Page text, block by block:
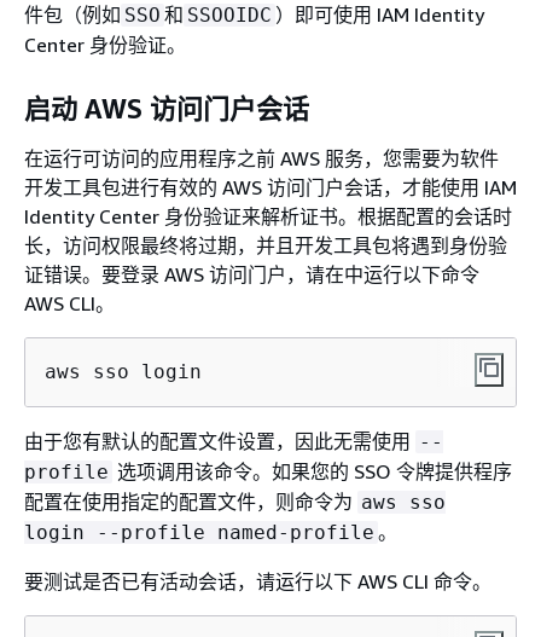
件包（例如 SSO 和 SSOOIDC ）即可使用 IAM Identity
Center 身份验证。
启动 AWS 访问门户会话
在运行可访问的应用程序之前 AWS 服务，您需要为软件
开发工具包进行有效的 AWS 访问门户会话，才能使用 IAM
Identity Center 身份验证来解析证书。根据配置的会话时
长，访问权限最终将过期，并且开发工具包将遇到身份验
证错误。要登录 AWS 访问门户，请在中运行以下命令
AWS CLI。
aws sso login
由于您有默认的配置文件设置，因此无需使用
--
profile 选项调用该命令。如果您的 SSO 令牌提供程序
配置在使用指定的配置文件，则命令为 aws sso
login --profile named-profile 。
要测试是否已有活动会话，请运行以下 AWS CLI 命令。